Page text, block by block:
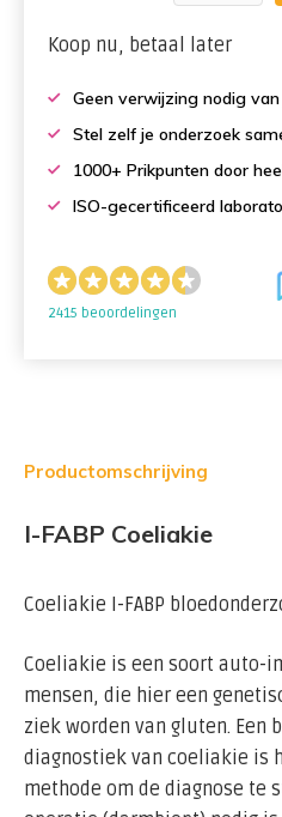
Koop nu, betaal later
Geen verwijzing nodig
Stel zelf je onderzoek
1000+ Prikpunten door
ISO-gecertificeerd
2415 beoordelingen
Productomschrijving
I-FABP Coeliakie
Coeliakie I-FABP
Coeliakie is een soort auto-
mensen, die hier een
ziek worden van gluten. Een
diagnostiek van coeliakie is
methode om de diagnose te